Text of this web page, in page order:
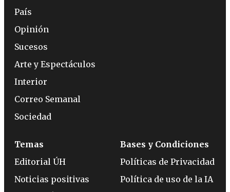
País
Opinión
Sucesos
Arte y Espectáculos
Interior
Correo Semanal
Sociedad
Temas
Editorial ÚH
Noticias positivas
Bases y Condiciones
Políticas de Privacidad
Política de uso de la IA